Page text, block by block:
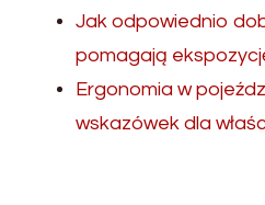
Jak odpowiednio
pomagają
Ergonomia w
wskazówek dla